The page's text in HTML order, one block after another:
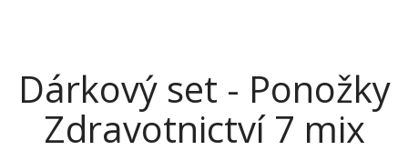
Dárkový set - Ponožky
Zdravotnictví 7 mix